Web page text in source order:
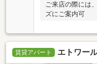
ご来店の際には
ズにご案内可
賃貸アパート エトワー